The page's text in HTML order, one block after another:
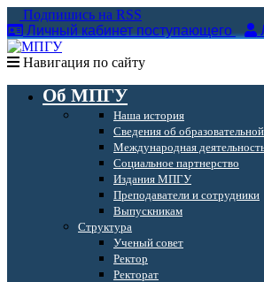
Подпишись на RSS
Личный кабинет поступающего
Навигация по сайту
Об МПГУ
Наша история
Сведения об
Международная
Социальное партнерство
Издания МПГУ
Преподаватели и сотрудники
Выпускникам
Структура
Ученый совет
Ректор
Ректорат